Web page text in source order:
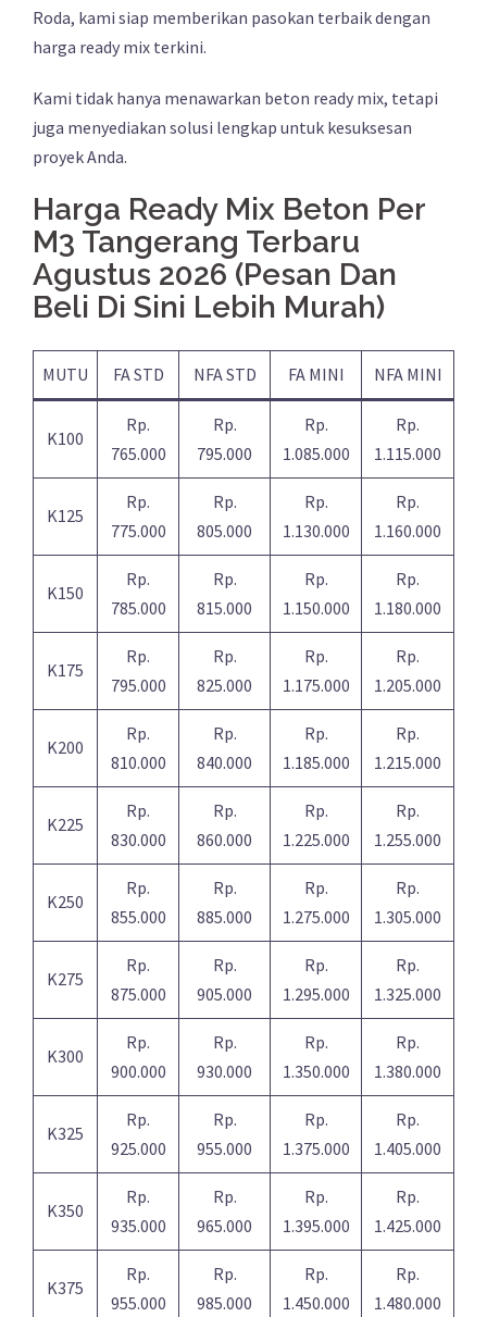
Roda, kami siap memberikan pasokan terbaik dengan
harga ready mix terkini.
Kami tidak hanya menawarkan beton ready mix, tetapi
juga menyediakan solusi lengkap untuk kesuksesan
proyek Anda.
Harga Ready Mix Beton Per
M3 Tangerang Terbaru
Agustus 2026 (Pesan Dan
Beli Di Sini Lebih Murah)
MUTU FA STD NFA STD FA MINI NFA MINI
K100
Rp.
765.000
Rp.
795.000
Rp.
1.085.000
Rp.
1.115.000
K125
Rp.
775.000
Rp.
805.000
Rp.
1.130.000
Rp.
1.160.000
K150
Rp.
785.000
Rp.
815.000
Rp.
1.150.000
Rp.
1.180.000
K175
Rp.
795.000
Rp.
825.000
Rp.
1.175.000
Rp.
1.205.000
K200
Rp.
810.000
Rp.
840.000
Rp.
1.185.000
Rp.
1.215.000
K225
Rp.
830.000
Rp.
860.000
Rp.
1.225.000
Rp.
1.255.000
K250
Rp.
855.000
Rp.
885.000
Rp.
1.275.000
Rp.
1.305.000
K275
Rp.
875.000
Rp.
905.000
Rp.
1.295.000
Rp.
1.325.000
K300
Rp.
900.000
Rp.
930.000
Rp.
1.350.000
Rp.
1.380.000
K325
Rp.
925.000
Rp.
955.000
Rp.
1.375.000
Rp.
1.405.000
K350
Rp.
935.000
Rp.
965.000
Rp.
1.395.000
Rp.
1.425.000
K375
Rp.
955.000
Rp.
985.000
Rp.
1.450.000
Rp.
1.480.000